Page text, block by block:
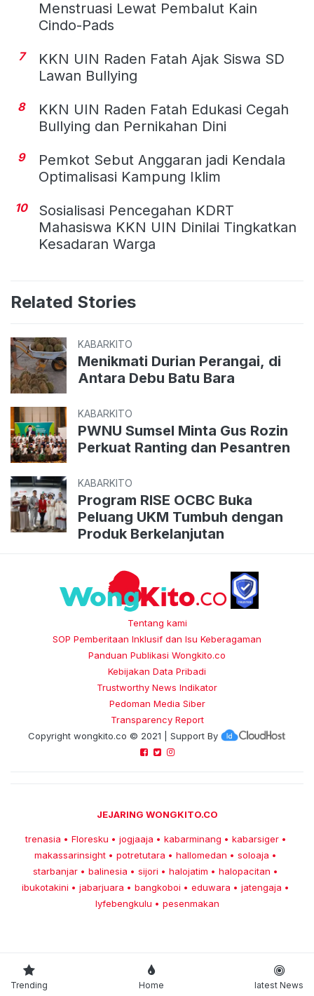
Menstruasi Lewat Pembalut Kain
Cindo-Pads
7
KKN UIN Raden Fatah Ajak Siswa SD
Lawan Bullying
8
KKN UIN Raden Fatah Edukasi Cegah
Bullying dan Pernikahan Dini
9
Pemkot Sebut Anggaran jadi Kendala
Optimalisasi Kampung Iklim
10
Sosialisasi Pencegahan KDRT
Mahasiswa KKN UIN Dinilai Tingkatkan
Kesadaran Warga
Related Stories
KABARKITO
Menikmati Durian Perangai, di
Antara Debu Batu Bara
KABARKITO
PWNU Sumsel Minta Gus Rozin
Perkuat Ranting dan Pesantren
KABARKITO
Program RISE OCBC Buka
Peluang UKM Tumbuh dengan
Produk Berkelanjutan
Tentang kami
SOP Pemberitaan Inklusif dan Isu Keberagaman
Panduan Publikasi Wongkito.co
Kebijakan Data Pribadi
Trustworthy News Indikator
Pedoman Media Siber
Transparency Report
Copyright wongkito.co © 2021 | Support By
JEJARING WONGKITO.CO
trenasia • Floresku • jogjaaja • kabarminang • kabarsiger •
makassarinsight • potretutara • hallomedan • soloaja •
starbanjar • balinesia • sijori • halojatim • halopacitan •
ibukotakini • jabarjuara • bangkoboi • eduwara • jatengaja •
lyfebengkulu • pesenmakan
Trending Home latest News